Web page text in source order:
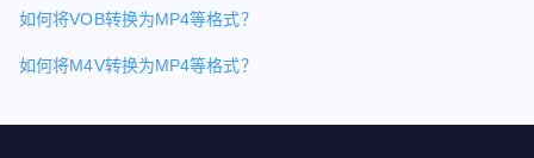
如何将VOB转换为MP4等格式？
如何将M4V转换为MP4等格式？